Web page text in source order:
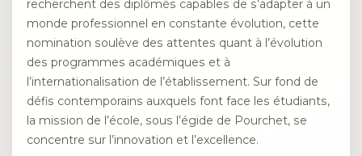
recherchent des diplômés capables de s’adapter à un
monde professionnel en constante évolution, cette
nomination soulève des attentes quant à l’évolution
des programmes académiques et à
l’internationalisation de l’établissement. Sur fond de
défis contemporains auxquels font face les étudiants,
la mission de l’école, sous l’égide de Pourchet, se
concentre sur l’innovation et l’excellence.